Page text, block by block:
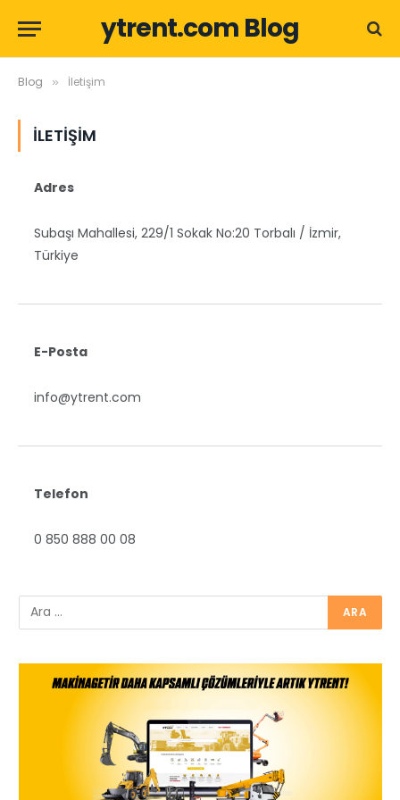
ytrent.com Blog
Blog » İletişim
İLETIŞIM
Adres
Subaşı Mahallesi, 229/1 Sokak No:20 Torbalı / İzmir,
Türkiye
E-Posta
info@ytrent.com
Telefon
0 850 888 00 08